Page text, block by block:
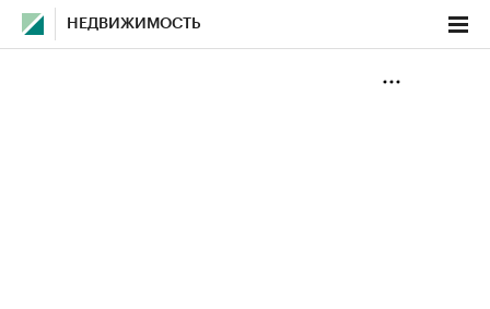
НЕДВИЖИМОСТЬ